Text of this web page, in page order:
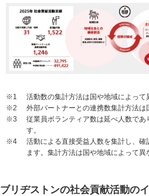
※1
活動数の集計方法は国や地域によって
※2
外部パートナーとの連携数集計方法は
※3
従業員ボランティア数は延べ人数であ
す。
※4
活動による直接受益人数を集計し、
ます。集計方法は国や地域によって異
ブリヂストンの社会貢献活動の